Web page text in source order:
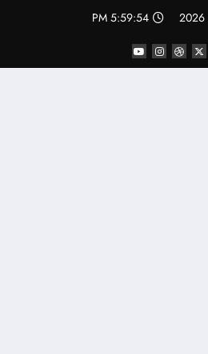
5:59:55 PM